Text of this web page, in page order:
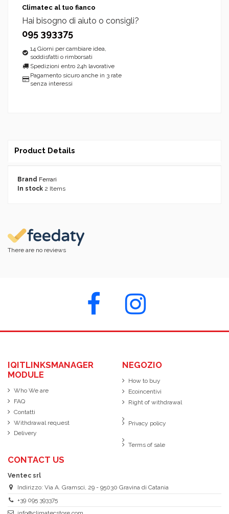
Climatec al tuo fianco
Hai bisogno di aiuto o consigli?
095 393375
14 Giorni per cambiare idea,
soddisfatti o rimborsati
Spedizioni entro 24h lavorative
Pagamento sicuro anche in 3 rate
senza interessi
Product Details
Brand Ferrari
In stock 2 Items
There are no reviews
IQITLINKSMANAGER
MODULE
Who We are
FAQ
Contatti
Withdrawal request
Delivery
NEGOZIO
How to buy
Ecoincentivi
Right of withdrawal
Privacy policy
Terms of sale
CONTACT US
Ventec srl
Indirizzo: Via A. Gramsci, 29 - 95030 Gravina di Catania
+39 095 393375